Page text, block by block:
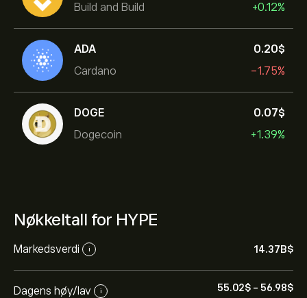
Build and Build
+0.12%
ADA
Cardano
0.20‎$‎
-1.75%
DOGE
Dogecoin
0.07‎$‎
+1.39%
Nøkkeltall for HYPE
Markedsverdi i 14.37B‎$‎
Dagens høy/lav i 55.02‎$‎ - 56.98‎$‎